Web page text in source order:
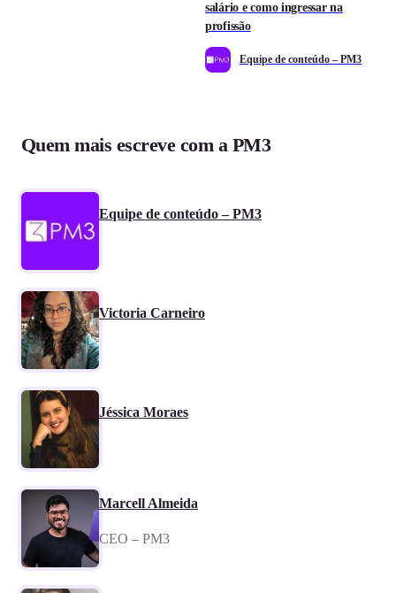
salário e como ingressar na
profissão
Equipe de conteúdo – PM3
Quem mais escreve com a PM3
Equipe de conteúdo – PM3
Victoria Carneiro
Jéssica Moraes
Marcell Almeida
CEO – PM3